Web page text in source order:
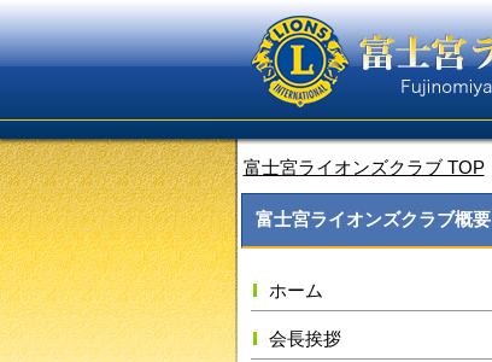
富士宮ライオンズクラブ TOP
富士宮ライオンズクラブ概要
ホーム
会長挨拶